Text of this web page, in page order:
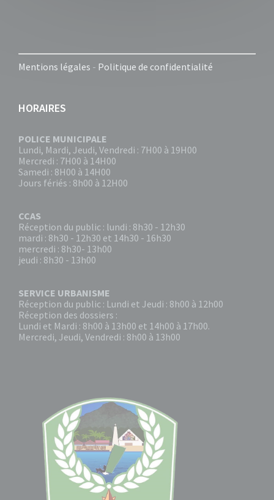
Mentions légales - Politique de confidentialité
HORAIRES
POLICE MUNICIPALE
Lundi, Mardi, Jeudi, Vendredi : 7H00 à 19H00
Mercredi : 7H00 à 14H00
Samedi : 8H00 à 14H00
Jours fériés : 8h00 à 12H00
CCAS
Réception du public : lundi : 8h30 - 12h30
mardi : 8h30 - 12h30 et 14h30 - 16h30
mercredi : 8h30- 13h00
jeudi : 8h30 - 13h00
SERVICE URBANISME
Réception du public : Lundi et Jeudi : 8h00 à 12h00
Réception des dossiers :
Lundi et Mardi : 8h00 à 13h00 et 14h00 à 17h00.
Mercredi, Jeudi, Vendredi : 8h00 à 13h00